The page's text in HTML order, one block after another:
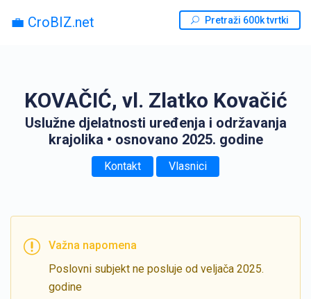
💼 CroBIZ.net Pretraži 600k tvrtki
KOVAČIĆ, vl. Zlatko Kovačić
Uslužne djelatnosti uređenja i održavanja
krajolika • osnovano 2025. godine
Kontakt Vlasnici
Važna napomena
Poslovni subjekt ne posluje od veljača 2025.
godine